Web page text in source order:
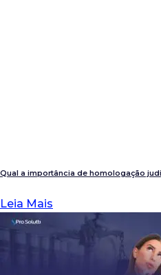
Qual a importância de homologação
Leia Mais